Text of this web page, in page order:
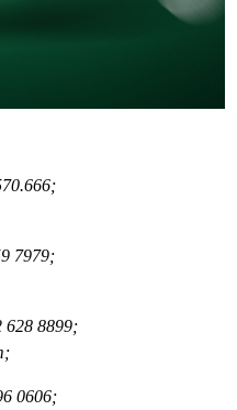
7979;
628 8899;
0606;